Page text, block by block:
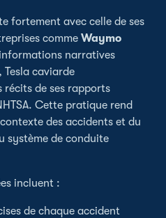
fortement avec celle de ses
comme Waymo
narratives
Tesla caviarde
de ses rapports
Cette pratique rend
des accidents et du
système de conduite
incluent :
de chaque accident